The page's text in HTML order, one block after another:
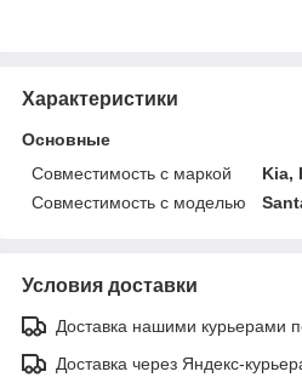
Характеристики
Основные
Совместимость с маркой
Kia,
Совместимость с моделью
Условия доставки
Доставка нашими курьерами
Доставка через Яндекс-